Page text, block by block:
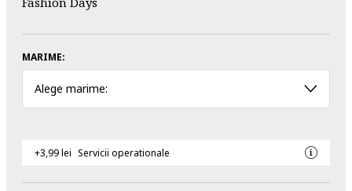
MARIME:
Alege marime:
+3,99 lei Servicii operationale